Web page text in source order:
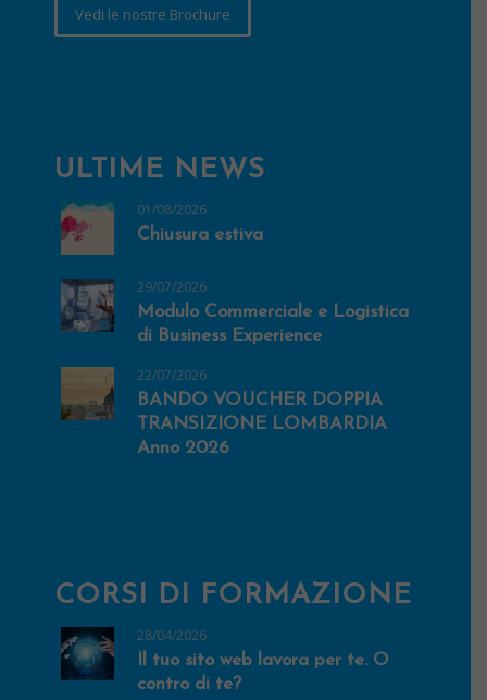
Vedi le nostre Brochure
ULTIME NEWS
01/08/2026
Chiusura estiva
29/07/2026
Modulo Commerciale e Logistica
di Business Experience
22/07/2026
BANDO VOUCHER DOPPIA
TRANSIZIONE LOMBARDIA
Anno 2026
CORSI DI FORMAZIONE
28/04/2026
Il tuo sito web lavora per te. O
contro di te?